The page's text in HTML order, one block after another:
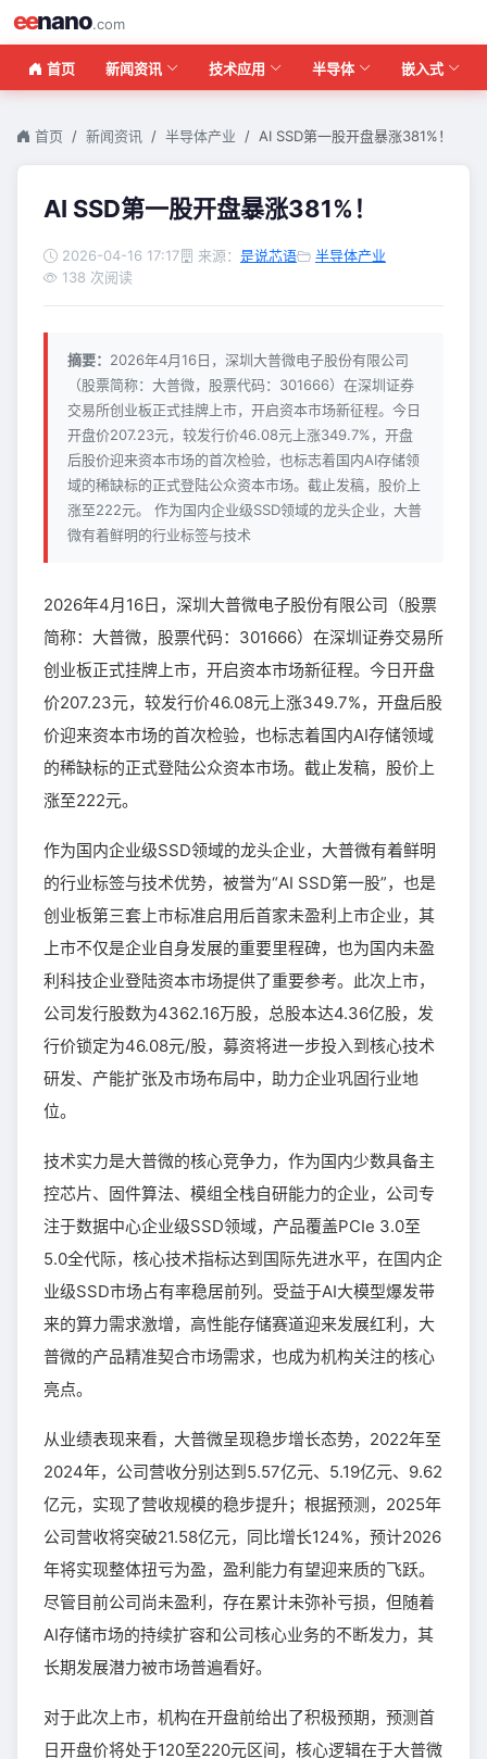
eenano.com
首页 新闻资讯 技术应用 半导体 嵌入式
首页 新闻资讯 半导体产业 AI SSD第一股开盘暴涨381%！
AI SSD第一股开盘暴涨381%！
2026-04-16 17:17 来源： 是说芯语
半导体产业
138 次阅读
摘要： 2026年4月16日，深圳大普微电子股份有限公司
（股票简称：大普微，股票代码：301666）在深圳证券
交易所创业板正式挂牌上市，开启资本市场新征程。今日
开盘价207.23元，较发行价46.08元上涨349.7%，开盘
后股价迎来资本市场的首次检验，也标志着国内AI存储领
域的稀缺标的正式登陆公众资本市场。截止发稿，股价上
涨至222元。 作为国内企业级SSD领域的龙头企业，大普
微有着鲜明的行业标签与技术
2026年4月16日，深圳大普微电子股份有限公司（股票
简称：大普微，股票代码：301666）在深圳证券交易所
创业板正式挂牌上市，开启资本市场新征程。今日开盘
价207.23元，较发行价46.08元上涨349.7%，开盘后股
价迎来资本市场的首次检验，也标志着国内AI存储领域
的稀缺标的正式登陆公众资本市场。截止发稿，股价上
涨至222元。
作为国内企业级SSD领域的龙头企业，大普微有着鲜明
的行业标签与技术优势，被誉为“AI SSD第一股”，也是
创业板第三套上市标准启用后首家未盈利上市企业，其
上市不仅是企业自身发展的重要里程碑，也为国内未盈
利科技企业登陆资本市场提供了重要参考。此次上市，
公司发行股数为4362.16万股，总股本达4.36亿股，发
行价锁定为46.08元/股，募资将进一步投入到核心技术
研发、产能扩张及市场布局中，助力企业巩固行业地
位。
技术实力是大普微的核心竞争力，作为国内少数具备主
控芯片、固件算法、模组全栈自研能力的企业，公司专
注于数据中心企业级SSD领域，产品覆盖PCIe 3.0至
5.0全代际，核心技术指标达到国际先进水平，在国内企
业级SSD市场占有率稳居前列。受益于AI大模型爆发带
来的算力需求激增，高性能存储赛道迎来发展红利，大
普微的产品精准契合市场需求，也成为机构关注的核心
亮点。
从业绩表现来看，大普微呈现稳步增长态势，2022年至
2024年，公司营收分别达到5.57亿元、5.19亿元、9.62
亿元，实现了营收规模的稳步提升；根据预测，2025年
公司营收将突破21.58亿元，同比增长124%，预计2026
年将实现整体扭亏为盈，盈利能力有望迎来质的飞跃。
尽管目前公司尚未盈利，存在累计未弥补亏损，但随着
AI存储市场的持续扩容和公司核心业务的不断发力，其
长期发展潜力被市场普遍看好。
对于此次上市，机构在开盘前给出了积极预期，预测首
日开盘价将处于120至220元区间，核心逻辑在于大普微